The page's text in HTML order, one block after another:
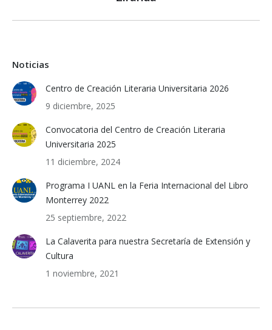
post:
Noticias
Centro de Creación Literaria Universitaria 2026
9 diciembre, 2025
Convocatoria del Centro de Creación Literaria
Universitaria 2025
11 diciembre, 2024
Programa I UANL en la Feria Internacional del Libro
Monterrey 2022
25 septiembre, 2022
La Calaverita para nuestra Secretaría de Extensión y
Cultura
1 noviembre, 2021